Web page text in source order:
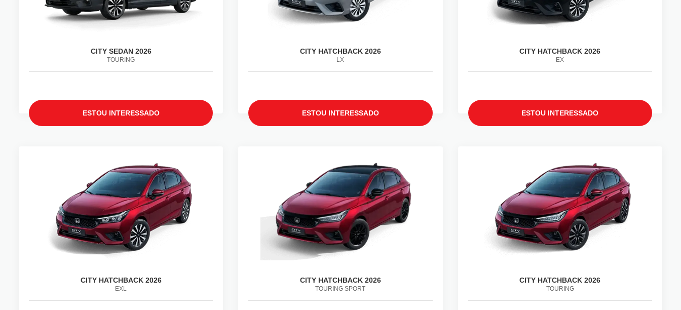
CITY SEDAN 2026
TOURING
ESTOU INTERESSADO
CITY HATCHBACK 2026
LX
ESTOU INTERESSADO
CITY HATCHBACK 2026
EX
ESTOU INTERESSADO
CITY HATCHBACK 2026
EXL
CITY HATCHBACK 2026
TOURING SPORT
CITY HATCHBACK 2026
TOURING